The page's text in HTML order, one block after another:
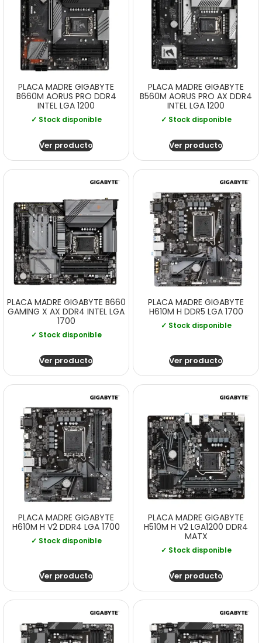
PLACA MADRE GIGABYTE
B660M AORUS PRO DDR4
INTEL LGA 1200
✓ Stock disponible
Ver producto
PLACA MADRE GIGABYTE
B560M AORUS PRO AX DDR4
INTEL LGA 1200
✓ Stock disponible
Ver producto
PLACA MADRE GIGABYTE B660
GAMING X AX DDR4 INTEL LGA
1700
✓ Stock disponible
Ver producto
PLACA MADRE GIGABYTE
H610M H DDR5 LGA 1700
✓ Stock disponible
Ver producto
PLACA MADRE GIGABYTE
H610M H V2 DDR4 LGA 1700
✓ Stock disponible
Ver producto
PLACA MADRE GIGABYTE
H510M H V2 LGA1200 DDR4
MATX
✓ Stock disponible
Ver producto